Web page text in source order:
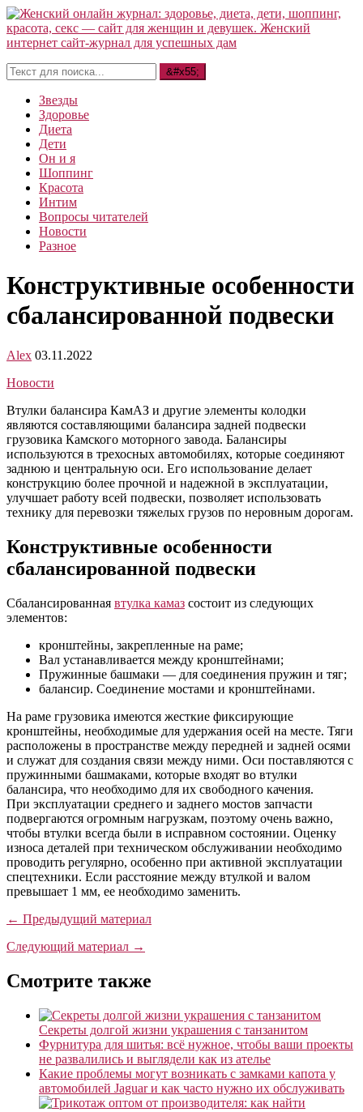
Звезды
Здоровье
Диета
Дети
Он и я
Шоппинг
Красота
Интим
Вопросы читателей
Новости
Разное
Конструктивные особенности
сбалансированной подвески
Alex 03.11.2022
Новости
Втулки балансира КамАЗ и другие элементы колодки
являются составляющими балансира задней подвески
грузовика Камского моторного завода. Балансиры
используются в трехосных автомобилях, которые соединяют
заднюю и центральную оси. Его использование делает
конструкцию более прочной и надежной в эксплуатации,
улучшает работу всей подвески, позволяет использовать
технику для перевозки тяжелых грузов по неровным дорогам.
Конструктивные особенности
сбалансированной подвески
Сбалансированная втулка камаз состоит из следующих
элементов:
кронштейны, закрепленные на раме;
Вал устанавливается между кронштейнами;
Пружинные башмаки — для соединения пружин и тяг;
балансир. Соединение мостами и кронштейнами.
На раме грузовика имеются жесткие фиксирующие
кронштейны, необходимые для удержания осей на месте. Тяги
расположены в пространстве между передней и задней осями
и служат для создания связи между ними. Оси поставляются с
пружинными башмаками, которые входят во втулки
балансира, что необходимо для их свободного качения.
При эксплуатации среднего и заднего мостов запчасти
подвергаются огромным нагрузкам, поэтому очень важно,
чтобы втулки всегда были в исправном состоянии. Оценку
износа деталей при техническом обслуживании необходимо
проводить регулярно, особенно при активной эксплуатации
спецтехники. Если расстояние между втулкой и валом
превышает 1 мм, ее необходимо заменить.
← Предыдущий материал
Следующий материал →
Смотрите также
Секреты долгой жизни украшения с танзанитом
Фурнитура для шитья: всё нужное, чтобы ваши проекты
не развалились и выглядели как из ателье
Какие проблемы могут возникать с замками капота у
автомобилей Jaguar и как часто нужно их обслуживать